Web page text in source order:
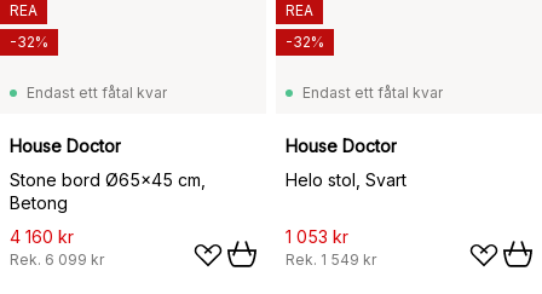
Endast ett fåtal kvar
House Doctor
Stone bord Ø65x45 cm,
Betong
4 160 kr
Rek. 6 099 kr
REA
-32%
Endast ett fåtal kvar
House Doctor
Helo stol, Svart
1 053 kr
Rek. 1 549 kr
REA
-32%